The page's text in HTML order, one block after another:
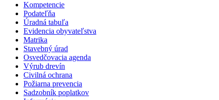
Kompetencie
Podateľňa
Úradná tabuľa
Evidencia obyvateľstva
Matrika
Stavebný úrad
Osvedčovacia agenda
Výrub drevín
Civilná ochrana
Požiarna prevencia
Sadzobník poplatkov